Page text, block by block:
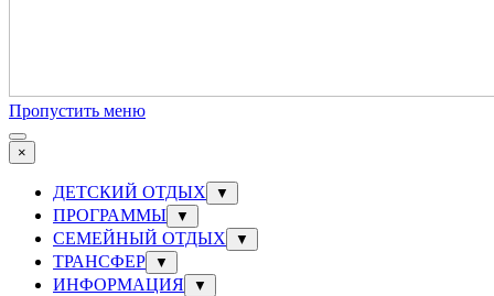
Пропустить меню
×
ДЕТСКИЙ ОТДЫХ ▼
ПРОГРАММЫ ▼
СЕМЕЙНЫЙ ОТДЫХ ▼
ТРАНСФЕР ▼
ИНФОРМАЦИЯ ▼